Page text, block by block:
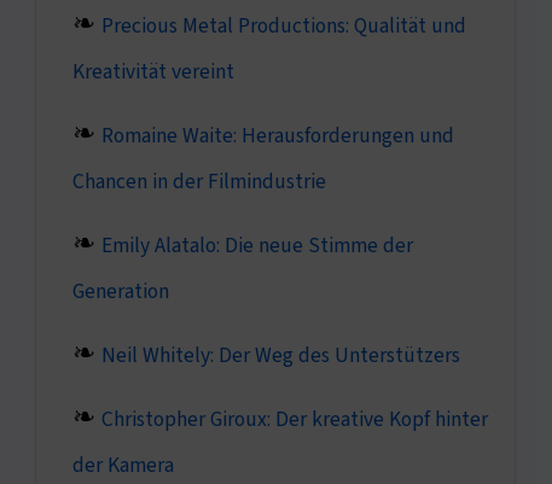
Precious Metal Productions: Qualität und
Kreativität vereint
Romaine Waite: Herausforderungen und
Chancen in der Filmindustrie
Emily Alatalo: Die neue Stimme der
Generation
Neil Whitely: Der Weg des Unterstützers
Christopher Giroux: Der kreative Kopf hinter
der Kamera